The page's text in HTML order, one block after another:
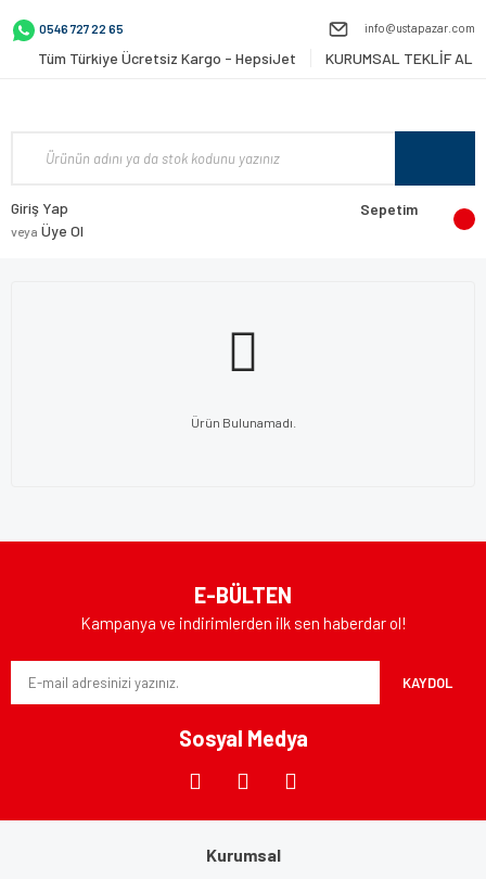
0546 727 22 65 info@ustapazar.com
Tüm Türkiye Ücretsiz Kargo - HepsiJet KURUMSAL TEKLİF AL
Giriş Yap
veya Üye Ol
Sepetim
Ürün Bulunamadı.
E-BÜLTEN
Kampanya ve indirimlerden ilk sen haberdar ol!
KAYDOL
Sosyal Medya
Kurumsal